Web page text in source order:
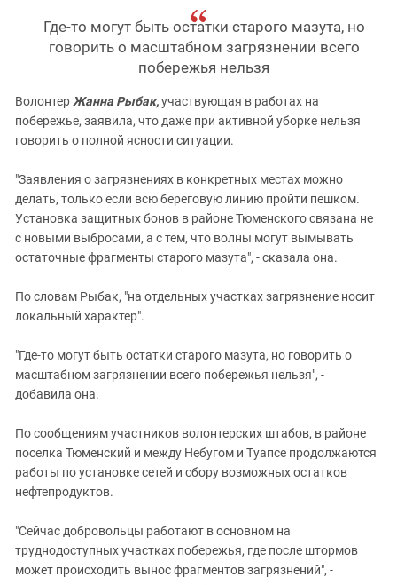
Где-то могут быть остатки старого мазута, но
говорить о масштабном загрязнении всего
побережья нельзя
Волонтер Жанна Рыбак,участвующая в работах на
побережье, заявила, что даже при активной уборке нельзя
говорить о полной ясности ситуации.
"Заявления о загрязнениях в конкретных местах можно
делать, только если всю береговую линию пройти пешком.
Установка защитных бонов в районе Тюменского связана не
с новыми выбросами, а с тем, что волны могут вымывать
остаточные фрагменты старого мазута", - сказала она.
По словам Рыбак, "на отдельных участках загрязнение носит
локальный характер".
"Где-то могут быть остатки старого мазута, но говорить о
масштабном загрязнении всего побережья нельзя", -
добавила она.
По сообщениям участников волонтерских штабов, в районе
поселка Тюменский и между Небугом и Туапсе продолжаются
работы по установке сетей и сбору возможных остатков
нефтепродуктов.
"Сейчас добровольцы работают в основном на
труднодоступных участках побережья, где после штормов
может происходить вынос фрагментов загрязнений", -